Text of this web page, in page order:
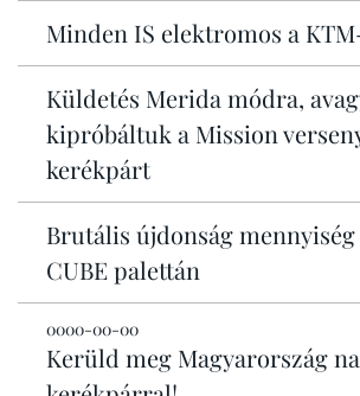
Minden IS elektromos a
Küldetés Merida módra,
kipróbáltuk a Mission
kerékpárt
Brutális újdonság mennyiség
CUBE palettán
0000-00-00
Kerüld meg Magyarország